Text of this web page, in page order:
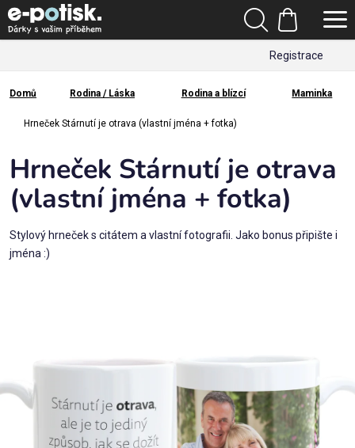
Přejít
na
obsah
Registrace
Hledat
Nákupní
košík
Kategorie
Dárek
pro
Rodina
/
Příležitosti
Domácnost
Domů
Domů Rodina / Láska Rodina a blízcí Maminka
Hrneček Stárnutí je otrava (vlastní jména + fotka)
Hrneček Stárnutí je otrava
(vlastní jména + fotka)
Stylový hrneček s citátem a vlastní fotografii. Jako bonus připište i
jména :)